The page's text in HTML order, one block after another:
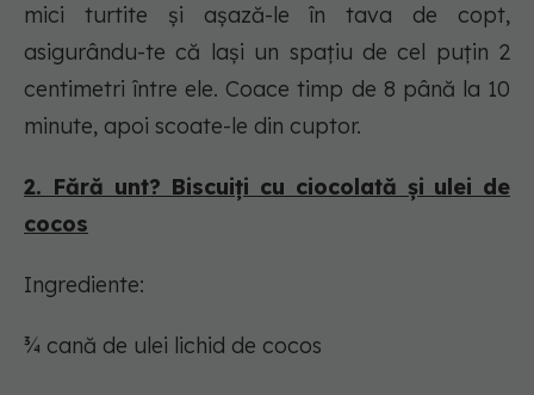
mici turtite și așază-le în tava de copt,
asigurându-te că lași un spațiu de cel puțin 2
centimetri între ele. Coace timp de 8 până la 10
minute, apoi scoate-le din cuptor.
2. Fără unt? Biscuiți cu ciocolată și ulei de
cocos
Ingrediente:
¾ cană de ulei lichid de cocos